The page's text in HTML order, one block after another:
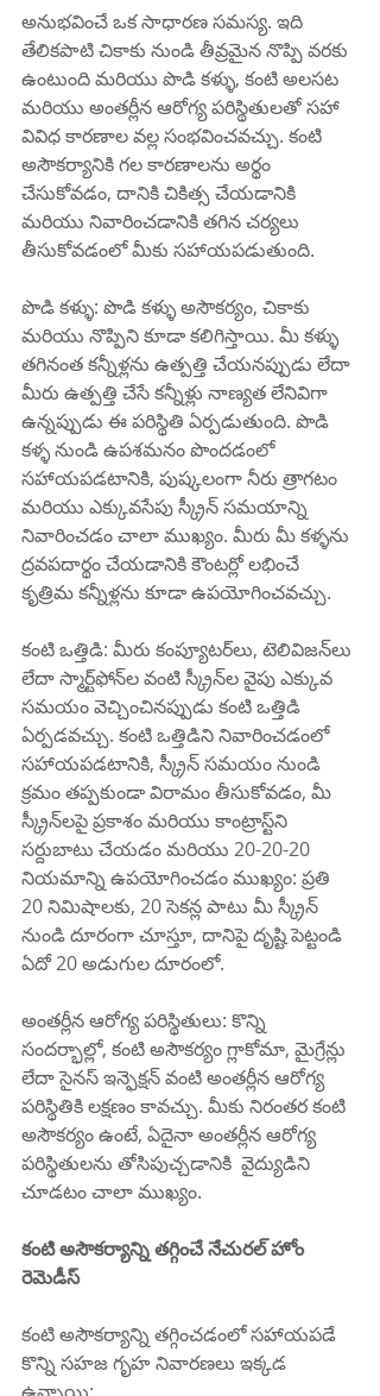
అనుభవించే ఒక సాధారణ సమస్య. ఇది
తేలికపాటి చికాకు నుండి తీవ్రమైన నొప్పి వరకు
ఉంటుంది మరియు పొడి కళ్ళు, కంటి అలసట
మరియు అంతర్లీన ఆరోగ్య పరిస్థితులతో సహా
వివిధ కారణాల వల్ల సంభవించవచ్చు. కంటి
అసౌకర్యానికి గల కారణాలను అర్థం
చేసుకోవడం, దానికి చికిత్స చేయడానికి
మరియు నివారించడానికి తగిన చర్యలు
తీసుకోవడంలో మీకు సహాయపడుతుంది.
పొడి కళ్ళు: పొడి కళ్ళు అసౌకర్యం, చికాకు
మరియు నొప్పిని కూడా కలిగిస్తాయి. మీ కళ్ళు
తగినంత కన్నీళ్లను ఉత్పత్తి చేయనప్పుడు లేదా
మీరు ఉత్పత్తి చేసే కన్నీళ్లు నాణ్యత లేనివిగా
ఉన్నప్పుడు ఈ పరిస్థితి ఏర్పడుతుంది. పొడి
కళ్ళ నుండి ఉపశమనం పొందడంలో
సహాయపడటానికి, పుష్కలంగా నీరు త్రాగటం
మరియు ఎక్కువసేపు స్క్రీన్ సమయాన్ని
నివారించడం చాలా ముఖ్యం. మీరు మీ కళ్ళను
ద్రవపదార్థం చేయడానికి కౌంటర్లో లభించే
కృత్రిమ కన్నీళ్లను కూడా ఉపయోగించవచ్చు.
కంటి ఒత్తిడి: మీరు కంప్యూటర్‌లు, టెలివిజన్‌లు
లేదా స్మార్ట్‌ఫోన్‌ల వంటి స్క్రీన్‌ల వైపు ఎక్కువ
సమయం వెచ్చించినప్పుడు కంటి ఒత్తిడి
ఏర్పడవచ్చు. కంటి ఒత్తిడిని నివారించడంలో
సహాయపడటానికి, స్క్రీన్ సమయం నుండి
క్రమం తప్పకుండా విరామం తీసుకోవడం, మీ
స్క్రీన్‌లపై ప్రకాశం మరియు కాంట్రాస్ట్‌ని
సర్దుబాటు చేయడం మరియు 20-20-20
నియమాన్ని ఉపయోగించడం ముఖ్యం: ప్రతి
20 నిమిషాలకు, 20 సెకన్ల పాటు మీ స్క్రీన్
నుండి దూరంగా చూస్తూ, దానిపై దృష్టి పెట్టండి
ఏదో 20 అడుగుల దూరంలో.
అంతర్లీన ఆరోగ్య పరిస్థితులు: కొన్ని
సందర్భాల్లో, కంటి అసౌకర్యం గ్లాకోమా, మైగ్రేన్లు
లేదా సైనస్ ఇన్ఫెక్షన్ వంటి అంతర్లీన ఆరోగ్య
పరిస్థితికి లక్షణం కావచ్చు. మీకు నిరంతర కంటి
అసౌకర్యం ఉంటే, ఏదైనా అంతర్లీన ఆరోగ్య
పరిస్థితులను తోసిపుచ్చడానికి  వైద్యుడిని
చూడటం చాలా ముఖ్యం.
కంటి అసౌకర్యాన్ని తగ్గించే నేచురల్ హోం
రెమెడీస్
కంటి అసౌకర్యాన్ని తగ్గించడంలో సహాయపడే
కొన్ని సహజ గృహ నివారణలు ఇక్కడ